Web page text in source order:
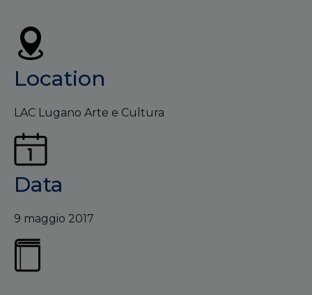
Location
LAC Lugano Arte e Cultura
Data
9 maggio 2017